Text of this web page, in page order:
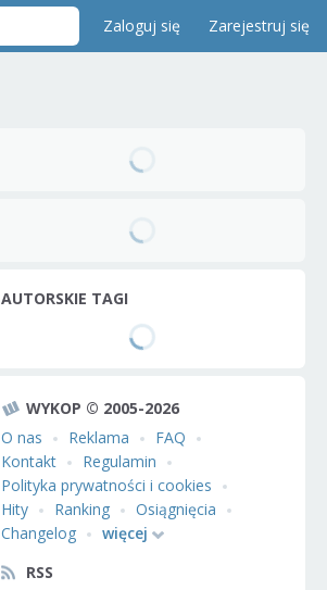
Zaloguj się Zarejestruj się
AUTORSKIE TAGI
WYKOP © 2005-2026
O nas
Reklama
FAQ
Kontakt
Regulamin
Polityka prywatności i cookies
Hity
Ranking
Osiągnięcia
Changelog
więcej
RSS